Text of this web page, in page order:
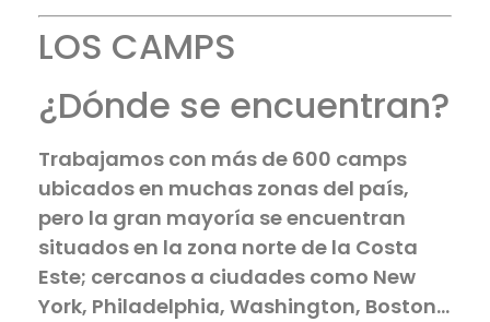
LOS CAMPS
¿Dónde se encuentran?
Trabajamos con más de 600 camps
ubicados en muchas zonas del país,
pero la gran mayoría se encuentran
situados en la zona norte de la Costa
Este; cercanos a ciudades como New
York, Philadelphia, Washington, Boston…